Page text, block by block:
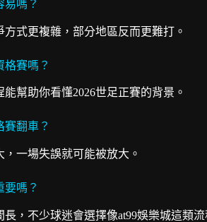
易嗎？
式更複雜，部分地區反而更難打。
格賽嗎？
幫助你看懂2026世足正賽的背景。
賽翻車？
一場失誤就可能被放大。
要嗎？
，不少球迷會選擇像at99娛樂城這類